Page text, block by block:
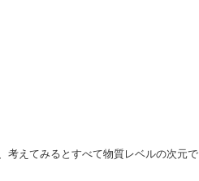
考えてみるとすべて物質レベルの次元で